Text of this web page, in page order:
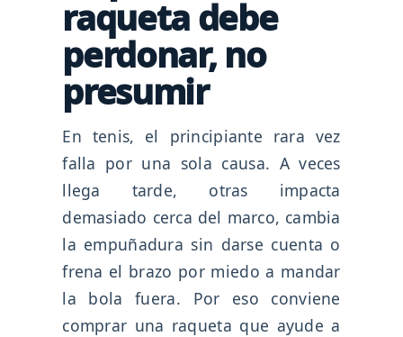
raqueta debe
perdonar, no
presumir
En tenis, el principiante rara vez
falla por una sola causa. A veces
llega tarde, otras impacta
demasiado cerca del marco, cambia
la empuñadura sin darse cuenta o
frena el brazo por miedo a mandar
la bola fuera. Por eso conviene
comprar una raqueta que ayude a